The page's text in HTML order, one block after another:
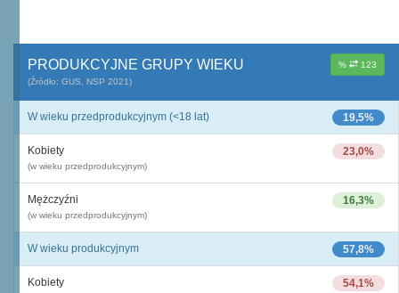
% 123
PRODUKCYJNE GRUPY WIEKU
(Źródło: GUS, NSP 2021)
19,5%
W wieku przedprodukcyjnym (<18 lat)
23,0%
Kobiety
(w wieku przedprodukcyjnym)
16,3%
Mężczyźni
(w wieku przedprodukcyjnym)
57,8%
W wieku produkcyjnym
54,1%
Kobiety